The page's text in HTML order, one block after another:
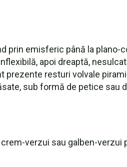
prin emisferic până la plano-
apoi dreaptă,
prezente resturi volvale
sub formă de petice sau
verzui sau galben-verzui